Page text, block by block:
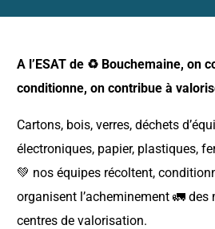
A l’ESAT de ♻️ Bouchemaine, on
conditionne, on contribue à
Cartons, bois, verres, déchets
électroniques, papier, plastiques,
💚 nos équipes récoltent,
organisent l’acheminement 🚛 des
centres de valorisation.